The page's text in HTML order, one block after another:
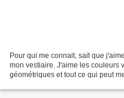
Pour qui me connait, sait que
mon vestiaire. J'aime les couleurs
géométriques et tout ce qui peut